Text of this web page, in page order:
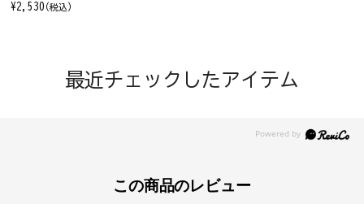
¥2,530 (税込)
最近チェックしたアイテム
この商品のレビュー